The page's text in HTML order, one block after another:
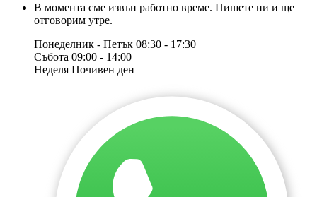
В момента сме извън работно време. Пишете ни и ще
отговорим утре.
Понеделник - Петък 08:30 - 17:30
Събота 09:00 - 14:00
Неделя Почивен ден